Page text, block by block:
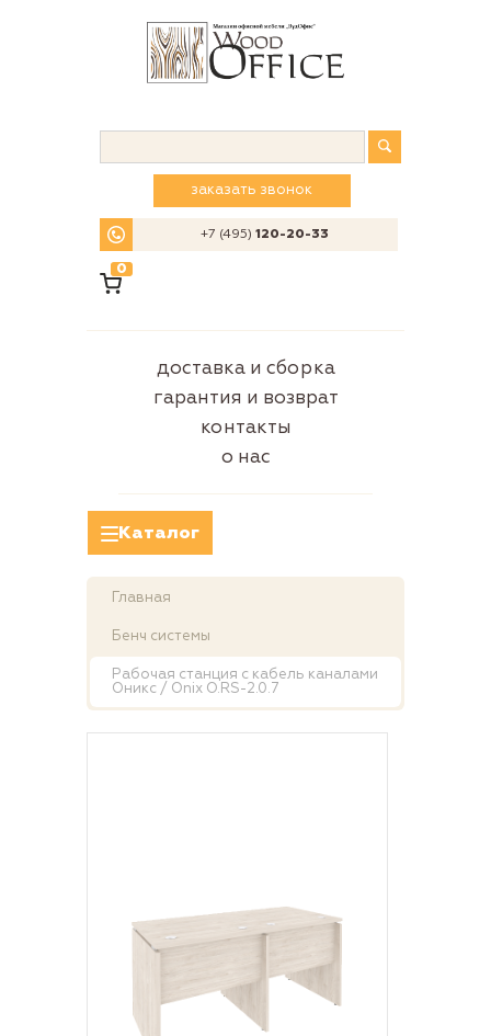
заказать звонок
+7 (495)120-20-33
0
доставка и сборка
гарантия и возврат
контакты
о нас
Каталог
Главная
Бенч системы
Рабочая станция с кабель каналами
Оникс / Onix O.RS-2.0.7